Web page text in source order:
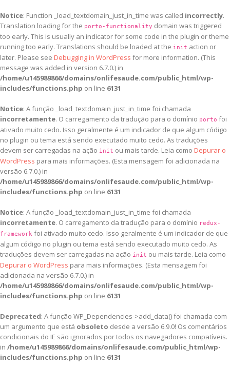
Notice: Function _load_textdomain_just_in_time was called incorrectly.
Translation loading for the porto-functionality domain was triggered
too early. This is usually an indicator for some code in the plugin or theme
running too early. Translations should be loaded at the init action or
later. Please see Debugging in WordPress for more information. (This
message was added in version 6.7.0.) in
/home/u145989866/domains/onlifesaude.com/public_html/wp-
includes/functions.php on line 6131
Notice: A função _load_textdomain_just_in_time foi chamada
incorretamente. O carregamento da tradução para o domínio porto foi
ativado muito cedo. Isso geralmente é um indicador de que algum código
no plugin ou tema está sendo executado muito cedo. As traduções
devem ser carregadas na ação init ou mais tarde. Leia como Depurar o
WordPress para mais informações. (Esta mensagem foi adicionada na
versão 6.7.0.) in
/home/u145989866/domains/onlifesaude.com/public_html/wp-
includes/functions.php on line 6131
Notice: A função _load_textdomain_just_in_time foi chamada
incorretamente. O carregamento da tradução para o domínio redux-
framework foi ativado muito cedo. Isso geralmente é um indicador de que
algum código no plugin ou tema está sendo executado muito cedo. As
traduções devem ser carregadas na ação init ou mais tarde. Leia como
Depurar o WordPress para mais informações. (Esta mensagem foi
adicionada na versão 6.7.0.) in
/home/u145989866/domains/onlifesaude.com/public_html/wp-
includes/functions.php on line 6131
Deprecated: A função WP_Dependencies->add_data() foi chamada com
um argumento que está obsoleto desde a versão 6.9.0! Os comentários
condicionais do IE são ignorados por todos os navegadores compatíveis.
in /home/u145989866/domains/onlifesaude.com/public_html/wp-
includes/functions.php on line 6131